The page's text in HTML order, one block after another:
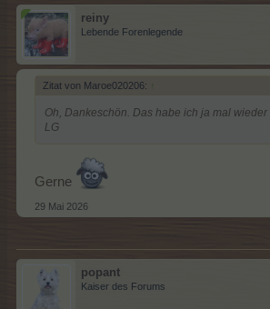
reiny
Lebende Forenlegende
Zitat von Maroe020206: ↑
Oh, Dankeschön. Das habe ich ja mal wieder
LG
Gerne
29 Mai 2026
popant
Kaiser des Forums